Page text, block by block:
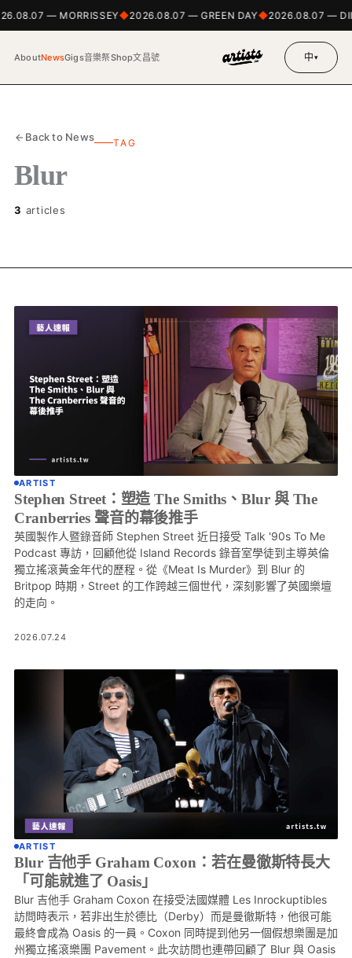
— MORRISSEY 2026.08.07 — GREEN DAY 2026.08.07 —
AboutNewsGigs音樂祭Shop文昌號 中▾
Back to News TAG
Blur
3 articles
ARTIST
Stephen Street：塑造 The Smiths、Blur 與 The
Cranberries 聲音的幕後推手
英國製作人暨錄音師 Stephen Street 近日接受 Talk '90s To Me
Podcast 專訪，回顧他從 Island Records 錄音室學徒到主導英倫
獨立搖滾黃金年代的歷程。從《Meat Is Murder》到 Blur 的
Britpop 時期，Street 的工作跨越三個世代，深刻影響了英國樂壇
的走向。
2026.07.24
ARTIST
Blur 吉他手 Graham Coxon：若在曼徹斯特長大
「可能就進了 Oasis」
Blur 吉他手 Graham Coxon 在接受法國媒體 Les Inrockuptibles
訪問時表示，若非出生於德比（Derby）而是曼徹斯特，他很可能
最終會成為 Oasis 的一員。Coxon 同時提到他另一個假想樂團是加
州獨立搖滾樂團 Pavement。此次訪問也連帶回顧了 Blur 與 Oasis